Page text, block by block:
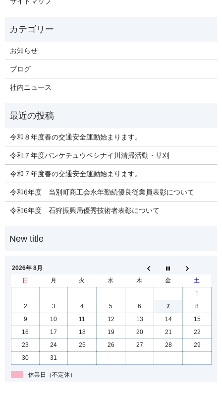
お知らせ
ブログ
社内ニュース
令和８年度春の交通安全運動始まります。
令和７年度パンケチュウベシナイ川清掃活動・草刈
令和７年度春の交通安全運動始まります。
令和6年度 当別町商工会永年勤続優良従業員表彰について
令和6年度 石狩振興局優秀技術者表彰について
2026年 8月
日
月 火 水 木 金
土
1
2
3 4 5 6 7
8
9
10 11 12 13 14
15
16
17 18 19 20 21
22
23
24 25 26 27 28
29
30
31
休業日（不定休）